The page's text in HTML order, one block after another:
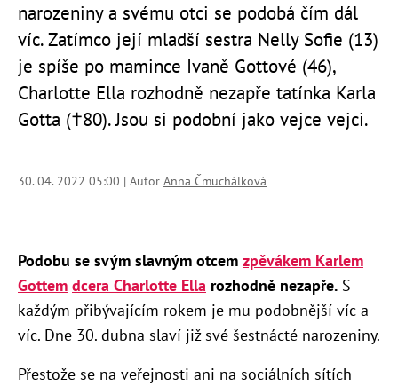
narozeniny a svému otci se podobá čím dál
víc. Zatímco její mladší sestra Nelly Sofie (13)
je spíše po mamince Ivaně Gottové (46),
Charlotte Ella rozhodně nezapře tatínka Karla
Gotta (†80). Jsou si podobní jako vejce vejci.
30. 04. 2022 05:00 | Autor Anna Čmuchálková
Podobu se svým slavným otcem zpěvákem Karlem
Gottem dcera Charlotte Ella rozhodně nezapře. S
každým přibývajícím rokem je mu podobnější víc a
víc. Dne 30. dubna slaví již své šestnácté narozeniny.
Přestože se na veřejnosti ani na sociálních sítích